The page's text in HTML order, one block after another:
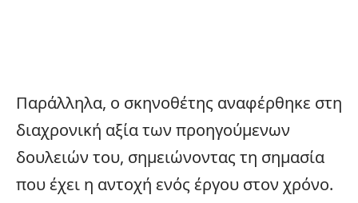
Παράλληλα, ο σκηνοθέτης αναφέρθηκε στη
διαχρονική αξία των προηγούμενων
δουλειών του, σημειώνοντας τη σημασία
που έχει η αντοχή ενός έργου στον χρόνο.